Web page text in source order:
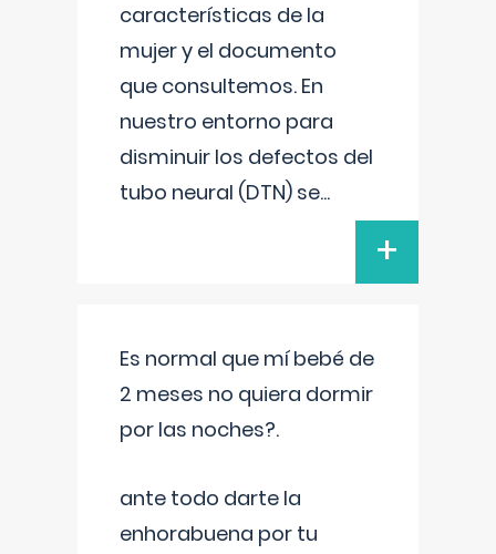
características de la
mujer y el documento
que consultemos. En
nuestro entorno para
disminuir los defectos del
tubo neural (DTN) se...
+
Es normal que mí bebé de
2 meses no quiera dormir
por las noches?.
ante todo darte la
enhorabuena por tu